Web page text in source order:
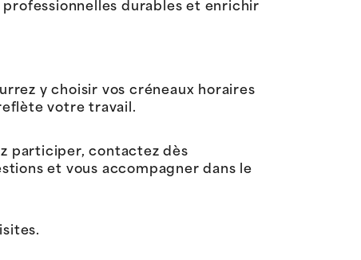
durables et enrichir
y choisir vos créneaux horaires
votre travail.
participer, contactez dès
et vous accompagner dans le